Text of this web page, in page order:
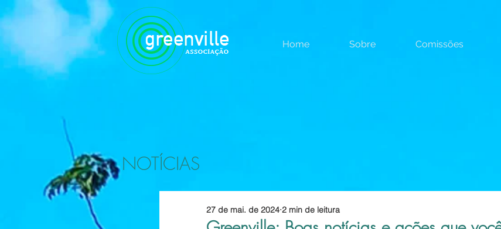
Home Sobre Comissões
NOTÍCIAS
27 de mai. de 2024 2 min de leitura